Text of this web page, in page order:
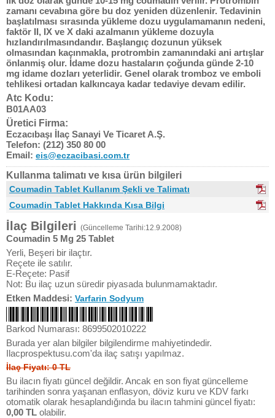
zamanı cevabına göre bu doz yeniden düzenlenir. Tedavinin
başlatılması sırasında yükleme dozu uygulamamanın nedeni,
faktör II, IX ve X daki azalmanın yükleme dozuyla
hızlandırılmasındandır. Başlangıç dozunun yüksek
olmasından kaçınmakla, protrombin zamanındaki ani artışlar
önlanmiş olur. İdame dozu hastaların çoğunda günde 2-10
mg idame dozları yeterlidir. Genel olarak tromboz ve emboli
tehlikesi ortadan kalkıncaya kadar tedaviye devam edilir.
Atc Kodu:
B01AA03
Üretici Firma:
Eczacıbaşı İlaç Sanayi Ve Ticaret A.Ş.
Telefon: (212) 350 80 00
Email: eis@eczacibasi.com.tr
Kullanma talimatı ve kısa ürün bilgileri
Coumadin Tablet Kullanım Şekli ve Talimatı
Coumadin Tablet Hakkında Kısa Bilgi
İlaç Bilgileri (Güncelleme Tarihi:12.9.2008)
Coumadin 5 Mg 25 Tablet
Yerli, Beşeri bir ilaçtır.
Reçete ile satılır.
E-Reçete: Pasif
Not: Bu ilaç uzun süredir piyasada bulunmamaktadır.
Etken Maddesi: Varfarin Sodyum
Barkod Numarası: 8699502010222
Burada yer alan bilgiler bilgilendirme mahiyetindedir.
Ilacprospektusu.com'da ilaç satışı yapılmaz.
İlaç Fiyatı: 0 TL
Bu ilacın fiyatı güncel değildir. Ancak en son fiyat güncelleme
tarihinden sonra yaşanan enflasyon, döviz kuru ve KDV farkı
otomatik olarak hesaplandığında bu ilacın tahmini güncel fiyatı:
0,00 TL olabilir.